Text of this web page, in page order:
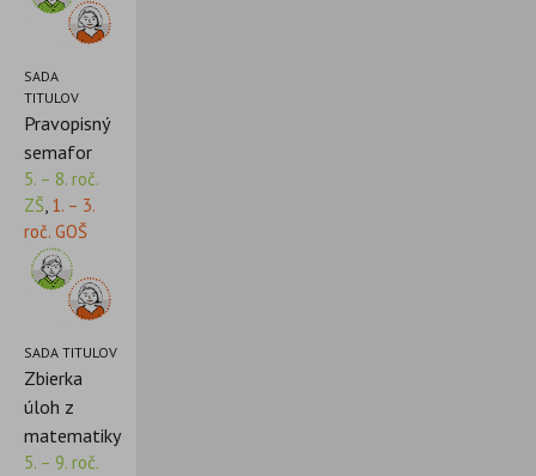
SADA
TITULOV
Pravopisný
semafor
5. – 8. roč.
ZŠ,1. – 3.
roč. GOŠ
SADA TITULOV
Zbierka
úloh z
matematiky
5. – 9. roč.